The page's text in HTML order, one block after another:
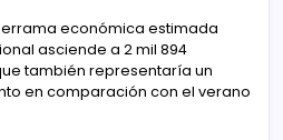
económica estimada
asciende a 2 mil 894
también representaría un
en comparación con el verano